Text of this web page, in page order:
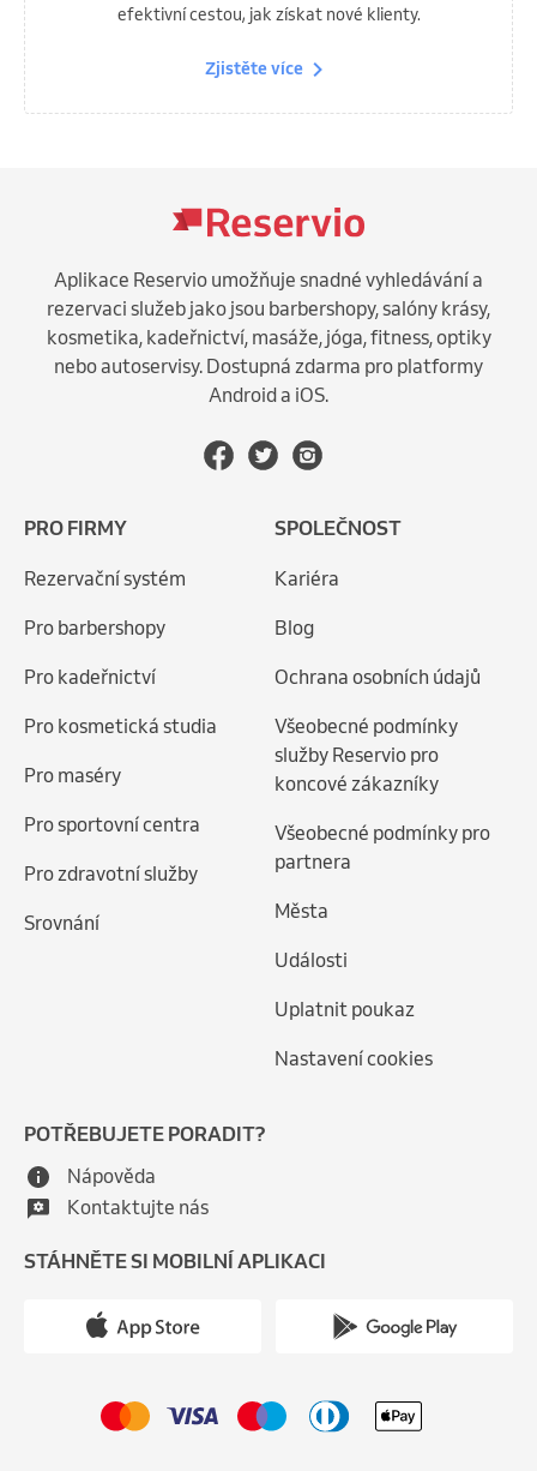
efektivní cestou, jak získat nové klienty.
Zjistěte více
Aplikace Reservio umožňuje snadné vyhledávání a
rezervaci služeb jako jsou barbershopy, salóny krásy,
kosmetika, kadeřnictví, masáže, jóga, fitness, optiky
nebo autoservisy. Dostupná zdarma pro platformy
Android a iOS.
PRO FIRMY
Rezervační systém
Pro barbershopy
Pro kadeřnictví
Pro kosmetická studia
Pro maséry
Pro sportovní centra
Pro zdravotní služby
Srovnání
SPOLEČNOST
Kariéra
Blog
Ochrana osobních údajů
Všeobecné podmínky
služby Reservio pro
koncové zákazníky
Všeobecné podmínky pro
partnera
Města
Události
Uplatnit poukaz
Nastavení cookies
POTŘEBUJETE PORADIT?
Nápověda
Kontaktujte nás
STÁHNĚTE SI MOBILNÍ APLIKACI